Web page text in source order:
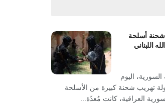
شحنة أسلحة
اللبناني
اليوم
تهريب شحنة كبيرة من الأسلحة
العراقية، كانت مُعدّة...